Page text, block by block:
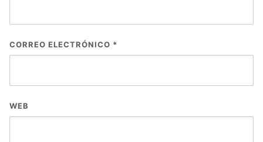
CORREO ELECTRÓNICO *
WEB